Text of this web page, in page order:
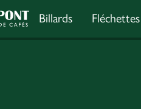
Billards Fléchettes